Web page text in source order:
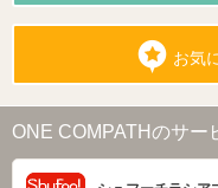
お気
ONE COMPATHのサー